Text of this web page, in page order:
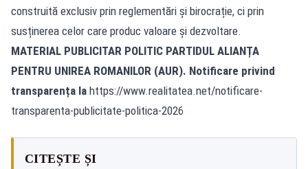
construită exclusiv prin reglementări și birocrație, ci prin
susținerea celor care produc valoare și dezvoltare.
MATERIAL PUBLICITAR POLITIC PARTIDUL ALIANȚA
PENTRU UNIREA ROMANILOR (AUR). Notificare privind
transparența la https://www.realitatea.net/notificare-
transparenta-publicitate-politica-2026
CITEȘTE ȘI